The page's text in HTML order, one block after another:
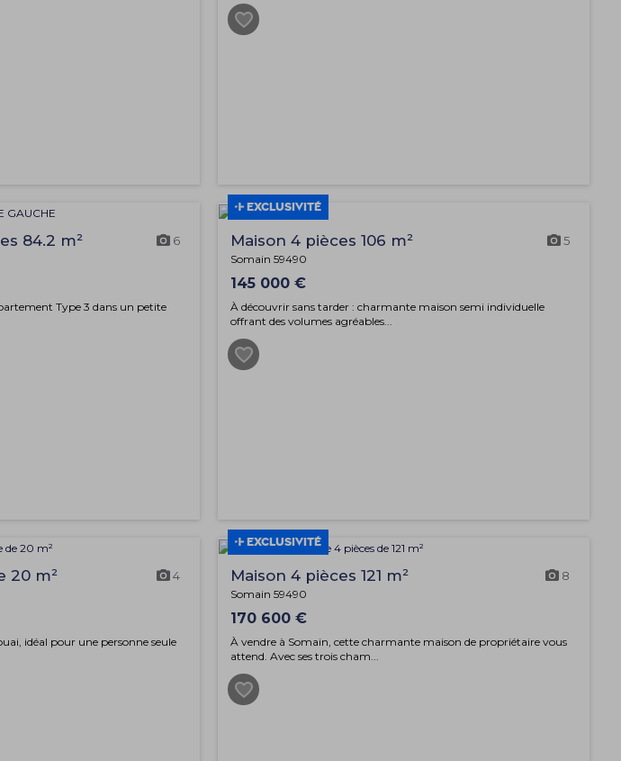
84.2 m² 6
Type 3 dans un petite
EXCLUSIVITÉ
Maison 4 pièces 106 m² 5
Somain 59490
145 000 €
À découvrir sans tarder : charmante maison semi individuelle
offrant des volumes agréables...
20 m² 4
idéal pour une personne seule
EXCLUSIVITÉ
Maison 4 pièces 121 m² 8
Somain 59490
170 600 €
À vendre à Somain, cette charmante maison de propriétaire vous
attend. Avec ses trois cham...